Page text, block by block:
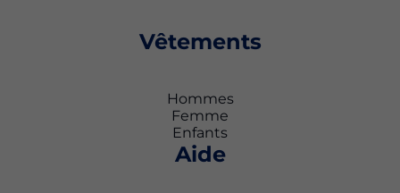
Vêtements
Hommes
Femme
Enfants
Aide